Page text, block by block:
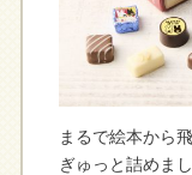
まるで絵本から
ぎゅっと詰めま